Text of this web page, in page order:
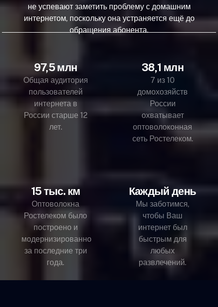
не успевают заметить проблему с домашним
интернетом, поскольку она устраняется ещё до
обращения абонента.
97,5 млн
Общая аудитория
пользователей
интернета в
России старше 12
лет.
38,1 млн
7 из 10
домохозяйств
России
охватывает
оптоволоконная
сеть Ростелеком.
15 тыс. км
Оптоволокна
Ростелеком было
построено и
модернизированно
за последние три
года.
Каждый день
Мы заботимся,
чтобы Ваш
интернет был
быстрым для
любых
развлечений.